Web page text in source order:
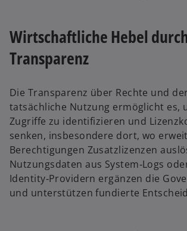
Wirtschaftliche Hebel
Transparenz
Die Transparenz über Rechte und
tatsächliche Nutzung ermöglicht es,
Zugriffe zu identifizieren und
senken, insbesondere dort, wo
Berechtigungen Zusatzlizenzen
Nutzungsdaten aus System‑Logs
Identity‑Providern ergänzen die
und unterstützen fundierte